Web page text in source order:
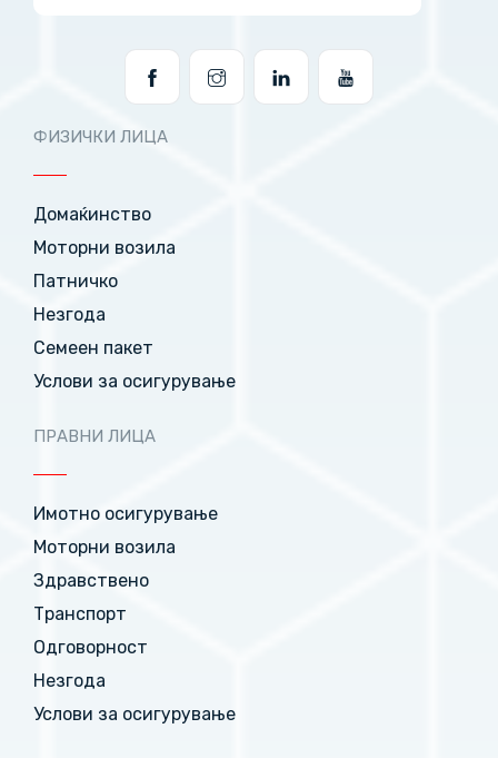
ФИЗИЧКИ ЛИЦА
Домаќинство
Моторни возила
Патничко
Незгода
Семеен пакет
Услови за осигурување
ПРАВНИ ЛИЦА
Имотно осигурување
Моторни возила
Здравствено
Транспорт
Одговорност
Незгода
Услови за осигурување